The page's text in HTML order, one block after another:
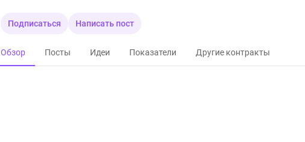
Подписаться Написать пост
Обзор Посты Идеи Показатели Другие контракты